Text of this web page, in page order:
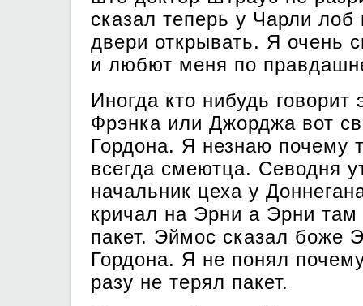
сказал теперь у Чарли
двери открывать. Я очень
и любют меня по
Иногда кто нибудь
Фрэнка или Джорджа вот
Гордона. Я незнаю почему
всегда смеютца. Севодня
начальник цеха у
кричал на Эрни а Эрни
пакет. Эймос сказал боже
Гордона. Я не понял
разу не терял пакет.